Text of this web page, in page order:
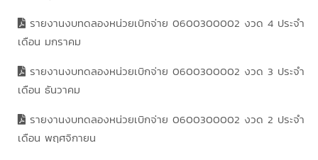
รายงานงบทดลองหน่วยเบิกจ่าย 0600300002 งวด 4 ประจำ
เดือน มกราคม
รายงานงบทดลองหน่วยเบิกจ่าย 0600300002 งวด 3 ประจำ
เดือน ธันวาคม
รายงานงบทดลองหน่วยเบิกจ่าย 0600300002 งวด 2 ประจำ
เดือน พฤศจิกายน